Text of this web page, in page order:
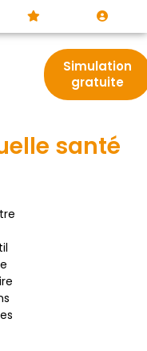
Simulation
gratuite
santé